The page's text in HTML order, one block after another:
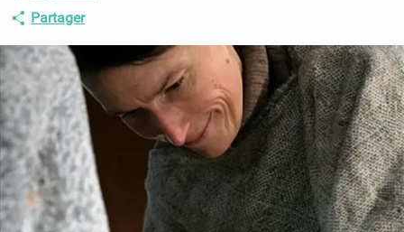
Partager